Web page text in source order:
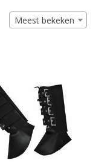
Meest bekeken